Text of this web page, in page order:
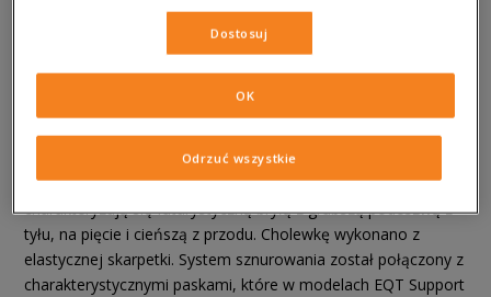
wyróżnić m.in ADV, ADV PL, PK, 93/17 i RF. Jeśli chodzi o
różnice między nimi, są to po prostu różne kombinacje
właściwości, materiałów i technologii. Wszystkie buty
charakteryzują się futurystyczną bryłą z grubszą podeszwą z
tyłu, na pięcie i cieńszą z przodu. Cholewkę wykonano z
elastycznej skarpetki. System sznurowania został połączony z
charakterystycznymi paskami, które w modelach EQT Support
Dostosuj
Odrzuć wszystkie
OK